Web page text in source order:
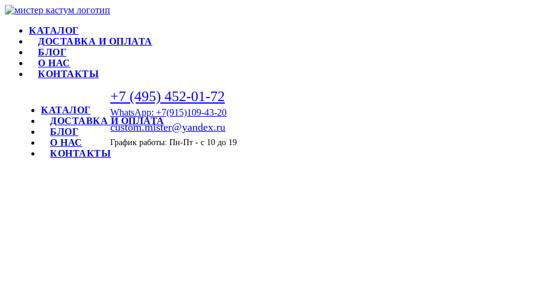
КАТАЛОГ
ДОСТАВКА И ОПЛАТА
БЛОГ
О НАС
КОНТАКТЫ
+7 (495) 452-01-72
WhatsApp: +7(915)109-43-20
custom.mister@yandex.ru
График работы: Пн-Пт - с 10 до 19
КАТАЛОГ
ДОСТАВКА И ОПЛАТА
БЛОГ
О НАС
КОНТАКТЫ